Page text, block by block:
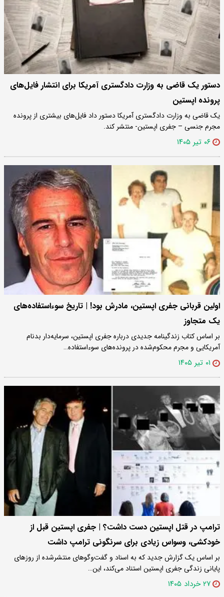
دستور یک قاضی به وزارت دادگستری آمریکا برای انتشار فایل‌های
پرونده اپستین
یک قاضی به وزارت دادگستری آمریکا دستور داد فایل‌های بیشتری از پرونده
مجرم جنسی – جفری اپستین- منتشر کند.
۰۶ تیر ۱۴۰۵
اولین قربانی جفری اپستین،‌ مادرش بود! | تاریخ سوءاستفاده‌های
یک متجاوز
بر اساس کتاب زندگینامه جدیدی درباره جفری اپستین، سرمایه‌دار بدنام
آمریکایی و مجرم محکوم‌شده در پرونده‌های سوءاستفاده…
۰۱ تیر ۱۴۰۵
ترامپ در قتل اپستین دست داشت؟ | جفری اپستین قبل از
خودکشی، وسواس زیادی برای سرنگونی ترامپ داشت
بر اساس یک گزارش جدید که به اسناد و گفت‌وگوهای منتشرشده از روزهای
پایانی زندگی جفری اپستین استناد می‌کند، این…
۲۷ خرداد ۱۴۰۵